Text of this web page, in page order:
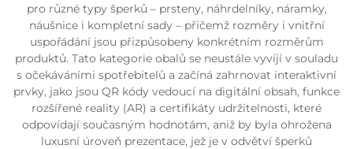
pro různé typy šperků – prsteny, náhrdelníky, náramky,
náušnice i kompletní sady – přičemž rozměry i vnitřní
uspořádání jsou přizpůsobeny konkrétním rozměrům
produktů. Tato kategorie obalů se neustále vyvíjí v souladu
s očekáváními spotřebitelů a začíná zahrnovat interaktivní
prvky, jako jsou QR kódy vedoucí na digitální obsah, funkce
rozšířené reality (AR) a certifikáty udržitelnosti, které
odpovídají současným hodnotám, aniž by byla ohrožena
luxusní úroveň prezentace, jež je v odvětví šperků